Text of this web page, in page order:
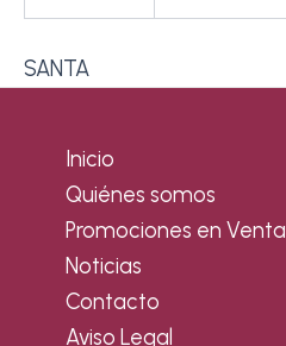
SANTA
Inicio
Quiénes somos
Promociones en Venta
Noticias
Contacto
Aviso Legal